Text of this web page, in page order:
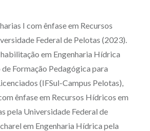
I com ênfase em Recursos
Federal de Pelotas (2023).
em Engenharia Hídrica
Formação Pedagógica para
(IFSul-Campus Pelotas),
ênfase em Recursos Hídricos em
pela Universidade Federal de
em Engenharia Hídrica pela